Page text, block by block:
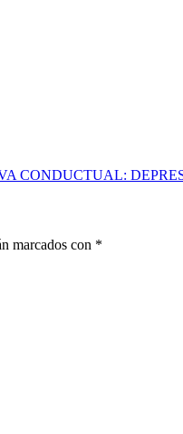
CONDUCTUAL:
marcados con *